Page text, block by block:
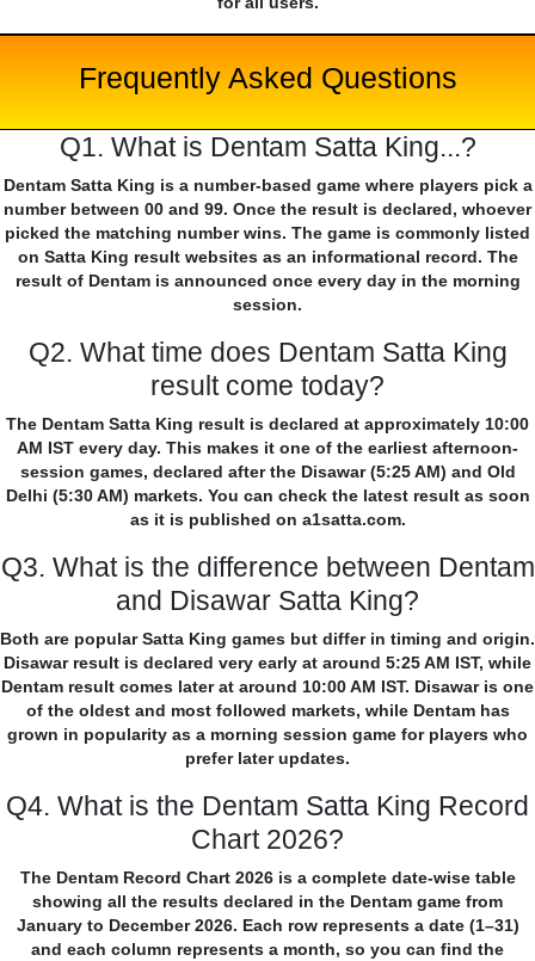
Frequently Asked Questions
Q1. What is Dentam Satta King...?
Dentam Satta King is a number-based game where players pick a
number between 00 and 99. Once the result is declared, whoever
picked the matching number wins. The game is commonly listed
on Satta King result websites as an informational record. The
result of Dentam is announced once every day in the morning
session.
Q2. What time does Dentam Satta King
result come today?
The Dentam Satta King result is declared at approximately 10:00
AM IST every day. This makes it one of the earliest afternoon-
session games, declared after the Disawar (5:25 AM) and Old
Delhi (5:30 AM) markets. You can check the latest result as soon
as it is published on a1satta.com.
Q3. What is the difference between Dentam
and Disawar Satta King?
Both are popular Satta King games but differ in timing and origin.
Disawar result is declared very early at around 5:25 AM IST, while
Dentam result comes later at around 10:00 AM IST. Disawar is one
of the oldest and most followed markets, while Dentam has
grown in popularity as a morning session game for players who
prefer later updates.
Q4. What is the Dentam Satta King Record
Chart 2026?
The Dentam Record Chart 2026 is a complete date-wise table
showing all the results declared in the Dentam game from
January to December 2026. Each row represents a date (1–31)
and each column represents a month, so you can find the